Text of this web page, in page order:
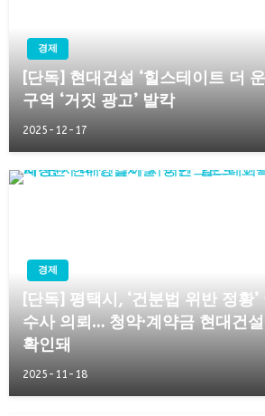
경제
[단독] 현대건설 ‘힐스테이트 더
구역 ‘거짓 광고’ 발칵
2025-12-17
경제
[단독] 평택시, ‘건분법 위반 정황
수사 의뢰… 청약·계약금 현대건
확인돼
2025-11-18